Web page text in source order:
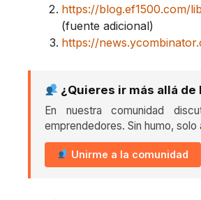
https://blog.ef1500.com/
(fuente adicional)
https://
¿Quieres ir más allá de
En nuestra comunidad
emprendedores. Sin humo, solo
Unirme a la comunidad